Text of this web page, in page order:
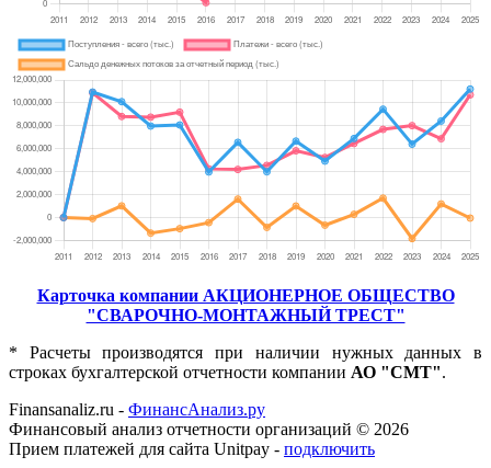
Карточка компании АКЦИОНЕРНОЕ ОБЩЕСТВО
"СВАРОЧНО-МОНТАЖНЫЙ ТРЕСТ"
* Расчеты производятся при наличии нужных данных в
строках бухгалтерской отчетности компании АО "СМТ".
Finansanaliz.ru - ФинанcАнализ.ру
Финансовый анализ отчетности организаций © 2026
Прием платежей для сайта Unitpay - подключить